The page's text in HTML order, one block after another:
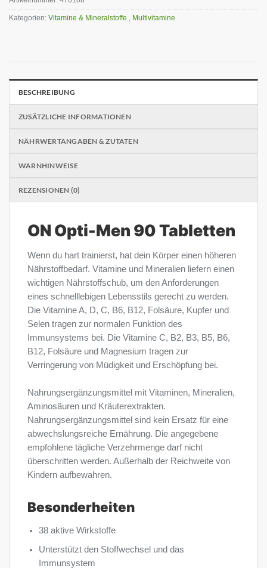
Kategorien: Vitamine & Mineralstoffe , Multivitamine
BESCHREIBUNG
ZUSÄTZLICHE INFORMATIONEN
NÄHRWERTANGABEN & ZUTATEN
WARNHINWEISE
REZENSIONEN (0)
ON Opti-Men 90 Tabletten
Wenn du hart trainierst, hat dein Körper einen höheren
Nährstoffbedarf. Vitamine und Mineralien liefern einen
wichtigen Nährstoffschub, um den Anforderungen
eines schnelllebigen Lebensstils gerecht zu werden.
Die Vitamine A, D, C, B6, B12, Folsäure, Kupfer und
Selen tragen zur normalen Funktion des
Immunsystems bei. Die Vitamine C, B2, B3, B5, B6,
B12, Folsäure und Magnesium tragen zur
Verringerung von Müdigkeit und Erschöpfung bei.
Nahrungsergänzungsmittel mit Vitaminen, Mineralien,
Aminosäuren und Kräuterextrakten.
Nahrungsergänzungsmittel sind kein Ersatz für eine
abwechslungsreiche Ernährung. Die angegebene
empfohlene tägliche Verzehrmenge darf nicht
überschritten werden. Außerhalb der Reichweite von
Kindern aufbewahren.
Besonderheiten
38 aktive Wirkstoffe
Unterstützt den Stoffwechsel und das
Immunsystem